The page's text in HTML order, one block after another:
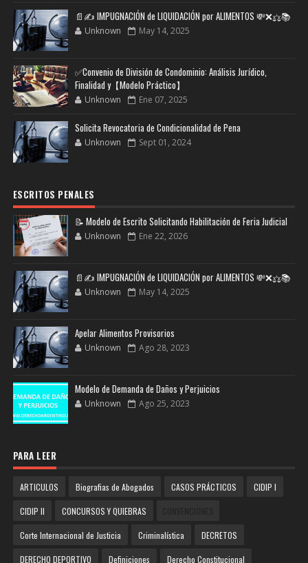
📄✍️ IMPUGNACIÓN de LIQUIDACIÓN por ALIMENTOS 💸❌⚖️📚
Unknown May 14, 2025
✅Convenio de División de Condominio: Análisis Jurídico,
Finalidad y【Modelo Práctico】
Unknown Ene 07, 2025
Solicita Revocatoria de Condicionalidad de Pena
Unknown Sept 01, 2024
ESCRITOS PENALES
📝 Modelo de Escrito Solicitando Habilitación de Feria Judicial
Unknown Ene 22, 2026
📄✍️ IMPUGNACIÓN de LIQUIDACIÓN por ALIMENTOS 💸❌⚖️📚
Unknown May 14, 2025
Apelar Alimentos Provisorios
Unknown Ago 28, 2023
Modelo de Demanda de Daños y Perjuicios
Unknown Ago 25, 2023
PARA LEER
ARTICULOS Biografias de Abogados CASOS PRÁCTICOS CIDIP I
CIDIP II CONCURSOS Y QUIEBRAS
Corte Internacional de Justicia Criminalística DECRETOS
DERECHO DEPORTIVO Definiciones Derecho Constitucional